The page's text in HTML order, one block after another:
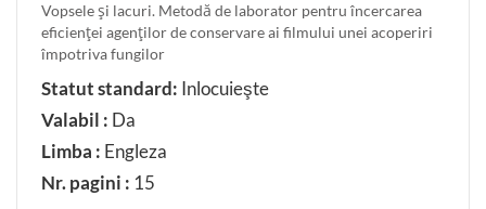
DUPĂ DOMENIU
Industria chimică. Industria lemnului, sticlei, cauciucului
DUPĂ CLASIFICARE
Caută după clasificare ICS
Vopsele şi lacuri. Metodă de laborator pentru încercarea
eficienţei agenţilor de conservare ai filmului unei acoperiri
împotriva fungilor
Statut standard: Inlocuieşte
Valabil : Da
Limba : Engleza
Nr. pagini : 15